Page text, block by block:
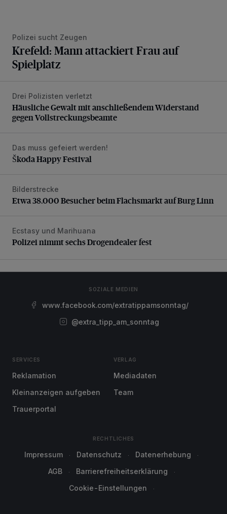
Polizei sucht Zeugen
Krefeld: Mann attackiert Frau auf
Spielplatz
Häusliche Gewalt mit anschließendem Widerstand gegen
Drei Polizisten verletzt
Häusliche Gewalt mit anschließendem Widerstand
gegen Vollstreckungsbeamte
Škoda Happy Festival
Das muss gefeiert werden!
Škoda Happy Festival
Etwa 38.000 Besucher beim Flachsmarkt auf Burg Linn
Bilderstrecke
Etwa 38.000 Besucher beim Flachsmarkt auf Burg Linn
Polizei nimmt sechs Drogendealer fest
Ecstasy und Marihuana
Polizei nimmt sechs Drogendealer fest
SOZIALE MEDIEN
www.facebook.com/extratippamsonntag/
@extra_tipp_am_sonntag
SERVICES
Reklamation
Kleinanzeigen aufgeben
Trauerportal
VERLAG
Mediadaten
Team
RECHTLICHES
Impressum Datenschutz
Datenerhebung
AGB
Barrierefreiheitserklärung
Cookie-Einstellungen